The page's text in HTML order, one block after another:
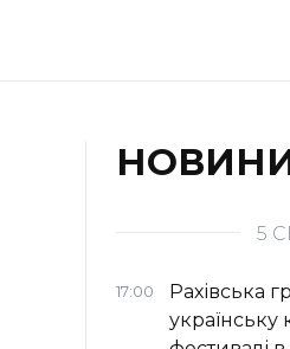
Події
5
17:00
Рахівська
українську